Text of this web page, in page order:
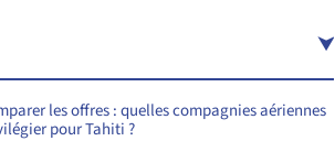
les offres : quelles compagnies aériennes
pour Tahiti ?